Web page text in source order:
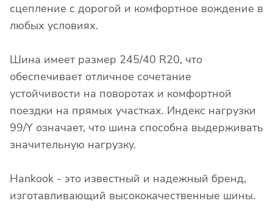
сцепление с дорогой и комфортное вождение в
любых условиях.
Шина имеет размер 245/40 R20, что
обеспечивает отличное сочетание
устойчивости на поворотах и комфортной
поездки на прямых участках. Индекс нагрузки
99/Y означает, что шина способна выдерживать
значительную нагрузку.
Hankook - это известный и надежный бренд,
изготавливающий высококачественные шины.